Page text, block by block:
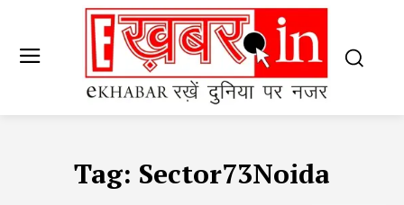
Tag: Sector73Noida